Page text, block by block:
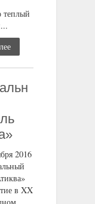
теплый
2016
в XX